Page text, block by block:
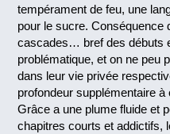
tempérament de feu, une
pour le sucre. Conséquence
cascades… bref des débuts
problématique, et on ne peu
dans leur vie privée
profondeur supplémentaire
Grâce a une plume fluide et
chapitres courts et addictifs,